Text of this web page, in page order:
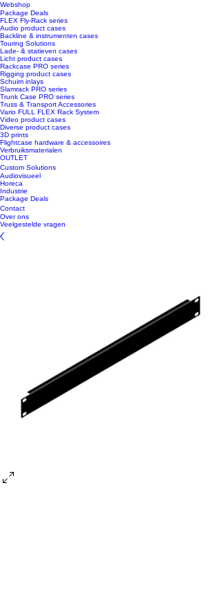
Webshop
Package Deals
FLEX Fly-Rack series
Audio product cases
Backline & instrumenten cases
Touring Solutions
Lade- & statieven cases
Licht product cases
Rackcase PRO series
Rigging product cases
Schuim inlays
Slamrack PRO series
Trunk Case PRO series
Truss & Transport Accessories
Vario FULL FLEX Rack System
Video product cases
Diverse product cases
3D prints
Flightcase hardware & accessoires
Verbruiksmaterialen
OUTLET
Custom Solutions
Audiovisueel
Horeca
Industrie
Package Deals
Contact
Over ons
Veelgestelde vragen